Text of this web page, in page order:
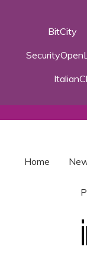
BitCity
Home